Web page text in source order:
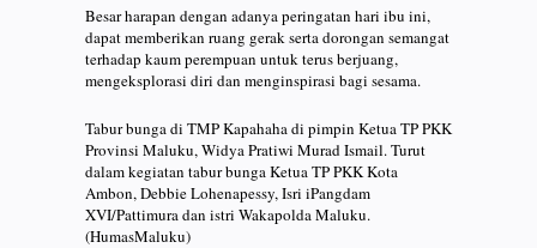
Besar harapan dengan adanya peringatan hari ibu ini,
dapat memberikan ruang gerak serta dorongan semangat
terhadap kaum perempuan untuk terus berjuang,
mengeksplorasi diri dan menginspirasi bagi sesama.
Tabur bunga di TMP Kapahaha di pimpin Ketua TP PKK
Provinsi Maluku, Widya Pratiwi Murad Ismail. Turut
dalam kegiatan tabur bunga Ketua TP PKK Kota
Ambon, Debbie Lohenapessy, Isri iPangdam
XVI/Pattimura dan istri Wakapolda Maluku.
(HumasMaluku)